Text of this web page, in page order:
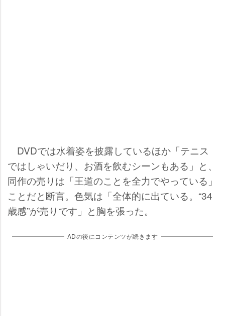
DVDでは水着姿を披露しているほか「テニス
ではしゃいだり、お酒を飲むシーンもある」と、
同作の売りは「王道のことを全力でやっている」
ことだと断言。色気は「全体的に出ている。“34
歳感”が売りです」と胸を張った。
ADの後にコンテンツが続きます